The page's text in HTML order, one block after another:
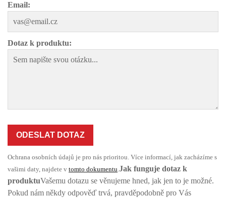
Email:
Dotaz k produktu:
ODESLAT DOTAZ
Ochrana osobních údajů je pro nás prioritou. Více informací, jak zacházíme s
vašimi daty, najdete v tomto dokumentu.Jak funguje dotaz k
produktuVašemu dotazu se věnujeme hned, jak jen to je možné.
Pokud nám někdy odpověď trvá, pravděpodobně pro Vás